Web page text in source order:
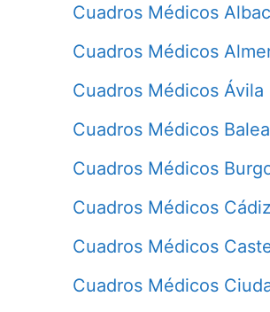
Cuadros Médicos
Cuadros Médicos
Cuadros Médicos Ávila
Cuadros Médicos
Cuadros Médicos
Cuadros Médicos Cádiz
Cuadros Médicos
Cuadros Médicos